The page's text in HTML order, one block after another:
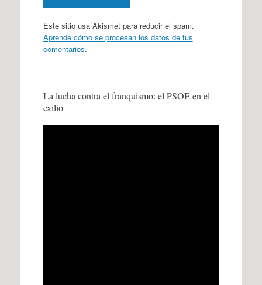
Este sitio usa Akismet para reducir el spam.
Aprende cómo se procesan los datos de tus
comentarios.
La lucha contra el franquismo: el PSOE en el
exilio